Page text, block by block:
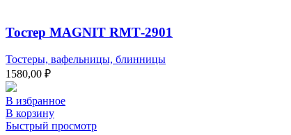
Тостер MAGNIT RMТ-2901
Тостеры, вафельницы, блинницы
1580,00 ₽
В избранное
В корзину
Быстрый просмотр